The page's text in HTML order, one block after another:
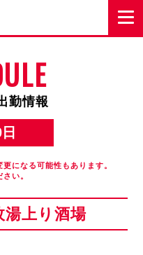
勤情報
になる可能性もあります。
い。
上り酒場